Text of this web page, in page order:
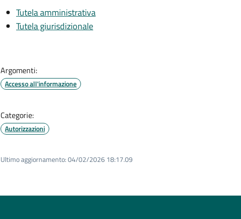
Tutela amministrativa
Tutela giurisdizionale
Argomenti:
Accesso all'informazione
Categorie:
Autorizzazioni
Ultimo aggiornamento:04/02/2026 18:17.09